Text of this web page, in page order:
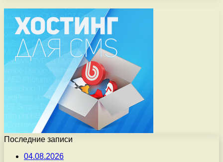
Последние записи
04.08.2026